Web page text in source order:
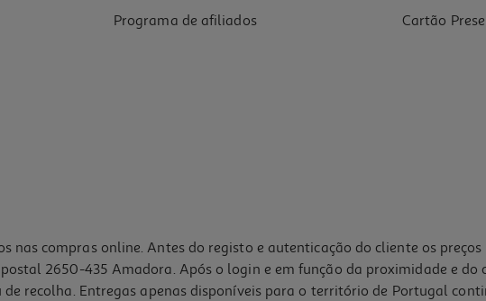
Programa de afiliados
Cartão
nas compras online. Antes do registo e autenticação do cliente os
2650-435 Amadora. Após o login e em função da proximidade e do
recolha. Entregas apenas disponíveis para o território de Portugal